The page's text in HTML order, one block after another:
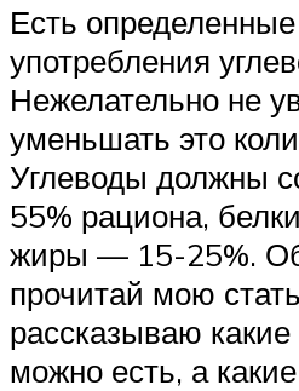
Есть
употребления
Нежелательно не
уменьшать это
Углеводы должны
55% рациона,
жиры — 15-25%.
прочитай мою
рассказываю какие
можно есть, а